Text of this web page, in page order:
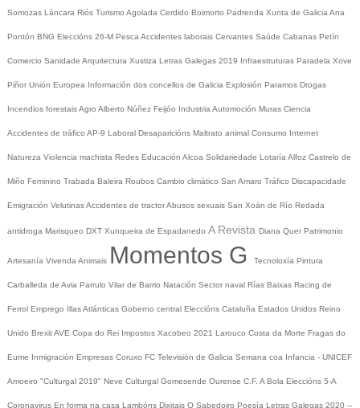
Somozas Láncara Riós Turismo Agolada Cerdido Boimorto Padrenda Xunta de Galicia Ana
Pontón BNG Eleccións 26-M Pesca Accidentes laborais Cervantes Saúde Cabanas Petín
Comercio Sanidade Arquitectura Xustiza Letras Galegas 2019 Infraestruturas Paradela Xove
Piñor Unión Europea Información dos concellos de Galicia Explosión Paramos Drogas
Incendios forestaisAgro Alberto Núñez Feijóo Industria Automoción Muras Ciencia
Accidentes de tráfico AP-9 Laboral Desaparicións Maltrato animal Consumo Internet
Natureza Violencia machista Redes Educación Alcoa Solidariedade Lotaría Alfoz Castrelo de
Miño Feminino Trabada Baleira Roubos Cambio climático San Amaro Tráfico Discapacidade
Emigración VelutinasAccidentes de tractorAbusos sexuais San Xoán de Río Redada
antidroga Marisqueo DXT Xunqueira de Espadanedo A Revista Diana Quer Patrimonio
Artesanía Vivenda Animais Momentos G Tecnoloxía Pintura
Carballeda de Avia Parrulo Vilar de Barrio Natación Sector naval Rías Baixas Racing de
Ferrol Emprego Illas Atlánticas Goberno central Eleccións Cataluña Estados Unidos Reino
Unido BrexitAVE Copa do Rei Impostos Xacobeo 2021 Larouco Costa da Morte Fragas do
Eume Inmigración Empresas Coruxo FC Televisión de Galicia Semana coa Infancia - UNICEF
Amoeiro "Culturgal 2019" Neve Culturgal Gomesende Ourense C.F. A Bola Eleccións 5-A
Coronavirus En forma na casa Lambóns Dixitais O Sabedoiro Poesía Letras Galegas 2020 --